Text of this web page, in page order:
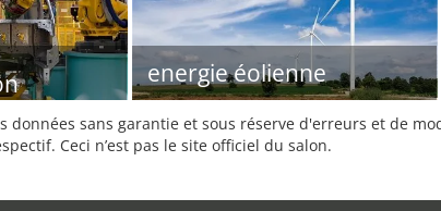
energie éolienne
données sans garantie et sous réserve d'erreurs et de
Ceci n’est pas le site officiel du salon.